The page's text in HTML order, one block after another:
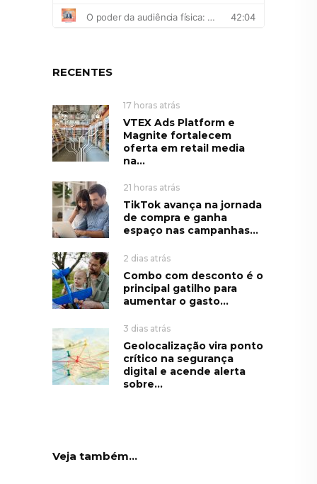
RECENTES
17 horas atrás
VTEX Ads Platform e
Magnite fortalecem
oferta em retail media
na...
21 horas atrás
TikTok avança na jornada
de compra e ganha
espaço nas campanhas...
2 dias atrás
Combo com desconto é o
principal gatilho para
aumentar o gasto...
3 dias atrás
Geolocalização vira ponto
crítico na segurança
digital e acende alerta
sobre...
Veja também...